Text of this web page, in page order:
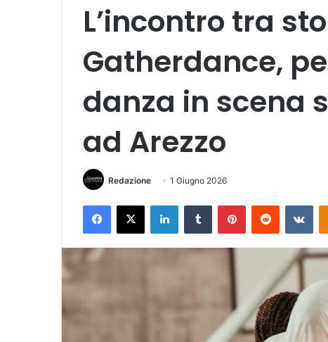
L’incontro tra
Gatherdance,
danza in scena
ad Arezzo
Redazione 1 Giugno 2026